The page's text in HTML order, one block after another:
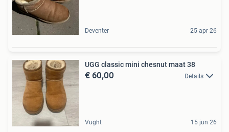
Deventer 25 apr 26
UGG classic mini chesnut maat 38
€ 60,00 Details
Vught 15 jun 26